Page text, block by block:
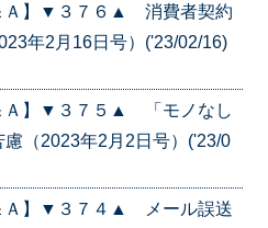
Ａ】▼３７６▲ 消費者契約
年2月16日号）('23/02/16)
Ａ】▼３７５▲ 「モノなし
（2023年2月2日号）('23/0
Ａ】▼３７４▲ メール誤送